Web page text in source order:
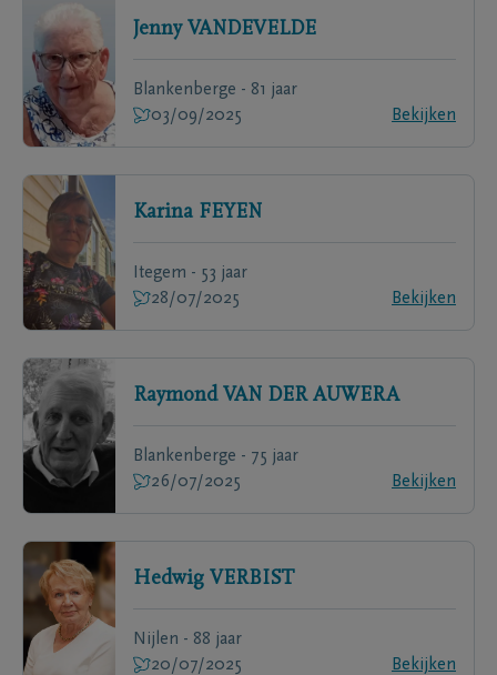
Jenny VANDEVELDE
Blankenberge - 81 jaar
03/09/2025
Bekijken
Karina FEYEN
Itegem - 53 jaar
28/07/2025
Bekijken
Raymond VAN DER AUWERA
Blankenberge - 75 jaar
26/07/2025
Bekijken
Hedwig VERBIST
Nijlen - 88 jaar
20/07/2025
Bekijken